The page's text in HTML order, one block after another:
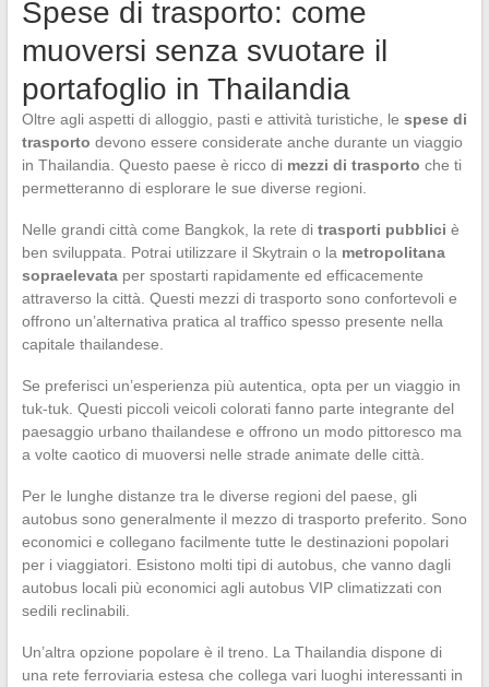
Spese di trasporto: come
muoversi senza svuotare il
portafoglio in Thailandia
Oltre agli aspetti di alloggio, pasti e attività turistiche, le spese di
trasporto devono essere considerate anche durante un viaggio
in Thailandia. Questo paese è ricco di mezzi di trasporto che ti
permetteranno di esplorare le sue diverse regioni.
Nelle grandi città come Bangkok, la rete di trasporti pubblici è
ben sviluppata. Potrai utilizzare il Skytrain o la metropolitana
sopraelevataper spostarti rapidamente ed efficacemente
attraverso la città. Questi mezzi di trasporto sono confortevoli e
offrono un’alternativa pratica al traffico spesso presente nella
capitale thailandese.
Se preferisci un’esperienza più autentica, opta per un viaggio in
tuk-tuk. Questi piccoli veicoli colorati fanno parte integrante del
paesaggio urbano thailandese e offrono un modo pittoresco ma
a volte caotico di muoversi nelle strade animate delle città.
Per le lunghe distanze tra le diverse regioni del paese, gli
autobus sono generalmente il mezzo di trasporto preferito. Sono
economici e collegano facilmente tutte le destinazioni popolari
per i viaggiatori. Esistono molti tipi di autobus, che vanno dagli
autobus locali più economici agli autobus VIP climatizzati con
sedili reclinabili.
Un’altra opzione popolare è il treno. La Thailandia dispone di
una rete ferroviaria estesa che collega vari luoghi interessanti in